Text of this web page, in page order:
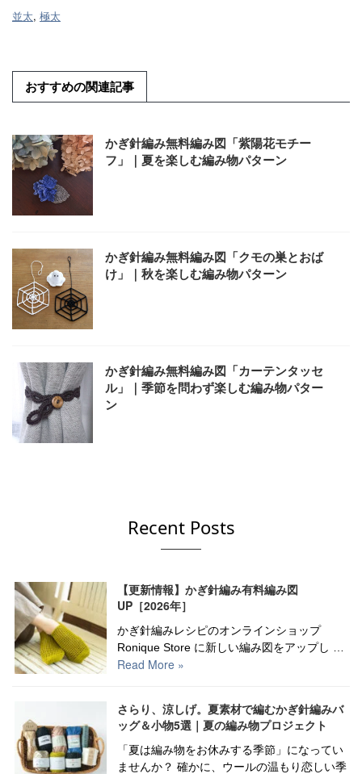
並太, 極太
おすすめの関連記事
かぎ針編み無料編み図「紫陽花モチー
フ」｜夏を楽しむ編み物パターン
かぎ針編み無料編み図「クモの巣とおば
け」｜秋を楽しむ編み物パターン
かぎ針編み無料編み図「カーテンタッセ
ル」｜季節を問わず楽しむ編み物パター
ン
Recent Posts
【更新情報】かぎ針編み有料編み図
UP［2026年］
かぎ針編みレシピのオンラインショップ
Ronique Store に新しい編み図をアップし …
Read More »
さらり、涼しげ。夏素材で編むかぎ針編みバ
ッグ＆小物5選｜夏の編み物プロジェクト
「夏は編み物をお休みする季節」になってい
ませんか？ 確かに、ウールの温もり恋しい季